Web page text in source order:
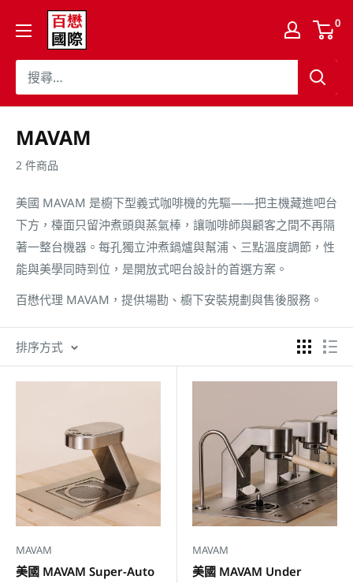
百
懋
國
際
股
份
限
公
司
Cojaft
Coffee
0
MAVAM
2 件商品
美國 MAVAM 是櫥下型義式咖啡機的先驅——把主機藏進吧台
下方，檯面只留沖煮頭與蒸氣棒，讓咖啡師與顧客之間不再隔
著一整台機器。每孔獨立沖煮鍋爐與幫浦、三點溫度調節，性
能與美學同時到位，是開放式吧台設計的首選方案。
百懋代理 MAVAM，提供場勘、櫥下安裝規劃與售後服務。
排序方式
MAVAM
美國 MAVAM Super-Auto
MAVAM
美國 MAVAM Under